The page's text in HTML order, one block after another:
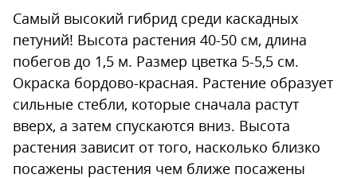
Самый высокий гибрид среди каскадных
петуний! Высота растения 40-50 см, длина
побегов до 1,5 м. Размер цветка 5-5,5 см.
Окраска бордово-красная. Растение образует
сильные стебли, которые сначала растут
вверх, а затем спускаются вниз. Высота
растения зависит от того, насколько близко
посажены растения чем ближе посажены